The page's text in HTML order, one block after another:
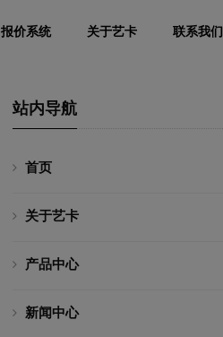
报价系统 关于艺卡 联系我们
站内导航
首页
关于艺卡
产品中心
新闻中心